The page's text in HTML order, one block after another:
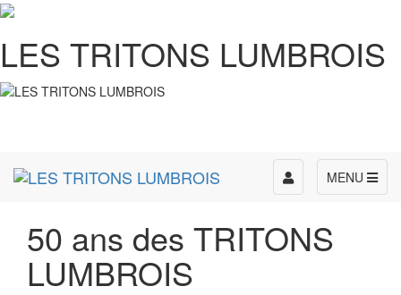
LES TRITONS LUMBROIS
MENU
Toggle
navigation
50 ans des TRITONS
LUMBROIS